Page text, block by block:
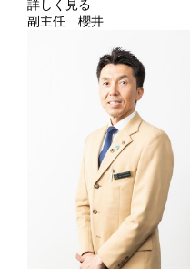
詳しく見る
副主任 櫻井